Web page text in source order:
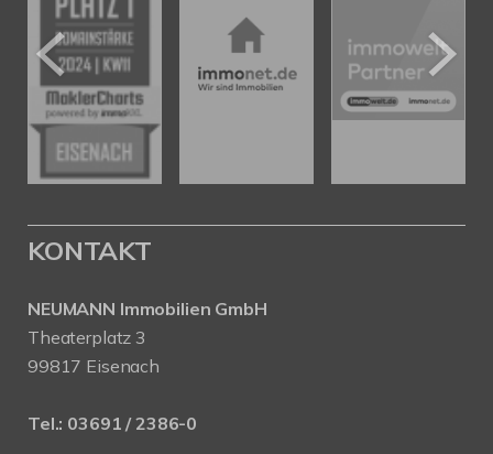
KONTAKT
NEUMANN Immobilien GmbH
Theaterplatz 3
99817 Eisenach
Tel.: 03691 / 2386-0